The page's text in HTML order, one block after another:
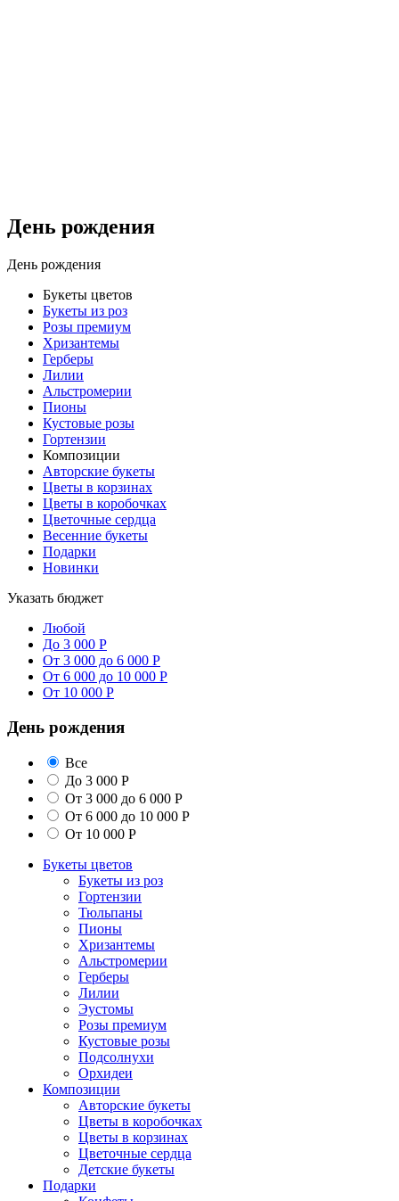
День рождения
День рождения
Букеты цветов
Букеты из роз
Розы премиум
Хризантемы
Герберы
Лилии
Альстромерии
Пионы
Кустовые розы
Гортензии
Композиции
Авторские букеты
Цветы в корзинах
Цветы в коробочках
Цветочные сердца
Весенние букеты
Подарки
Новинки
Указать бюджет
Любой
До 3 000 Р
От 3 000 до 6 000 Р
От 6 000 до 10 000 Р
От 10 000 Р
День рождения
Все
До 3 000 Р
От 3 000 до 6 000 Р
От 6 000 до 10 000 Р
От 10 000 Р
Букеты цветов
Букеты из роз
Гортензии
Тюльпаны
Пионы
Хризантемы
Альстромерии
Герберы
Лилии
Эустомы
Розы премиум
Кустовые розы
Подсолнухи
Орхидеи
Композиции
Авторские букеты
Цветы в коробочках
Цветы в корзинах
Цветочные сердца
Детские букеты
Подарки